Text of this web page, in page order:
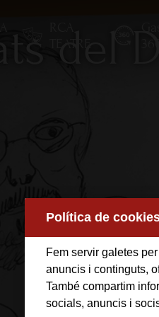
Artístic
i Activitats
del
Política de
Fem servir galetes
anuncis i continguts,
També compartim
socials, anuncis i